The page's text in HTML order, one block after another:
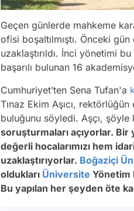
Geçen günlerde mahkeme
ofisi boşaltılmıştı. Önceki
uzaklaştırıldı. İnci yönetimi
başarılı bulunan 16
Cumhuriyet’ten Sena Tufan'a
Tınaz Ekim Aşıcı,
buluğunu söyledi. Aşçı, şöyle
soruşturmaları açıyorlar. Bir
değerli hocalarımızı hem
uzaklaştırıyorlar. Boğaziçi
oldukları Üniversite Yönetim
Bu yapılan her şeyden öte